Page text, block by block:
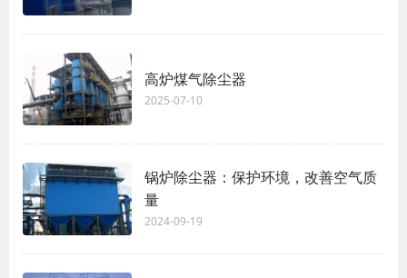
高炉煤气除尘器
2025-07-10
锅炉除尘器：保护环境，改善空气质
量
2024-09-19